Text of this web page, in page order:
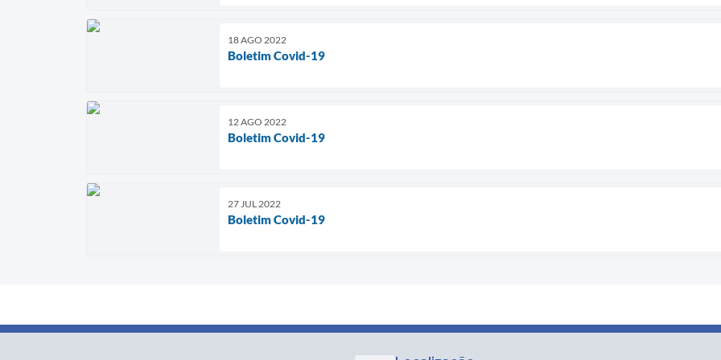
18 AGO 2022
Boletim Covid-19
12 AGO 2022
Boletim Covid-19
27 JUL 2022
Boletim Covid-19